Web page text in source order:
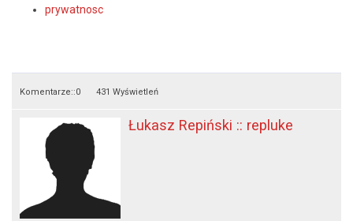
prywatnosc
Komentarze::0 431 Wyświetleń
Łukasz Repiński :: repluke